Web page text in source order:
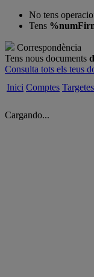
No tens
Tens
Correspondència
Tens nous documents
Consulta tots els teus
Inici Comptes Targetes
Cargando...